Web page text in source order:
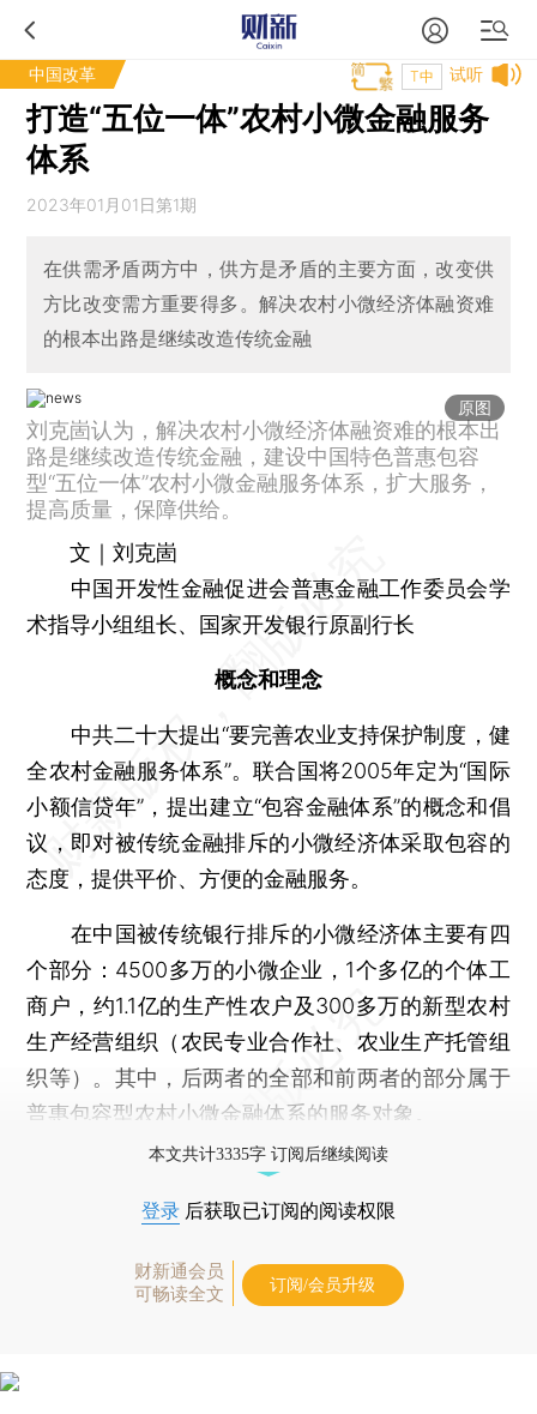
中国改革 试听
T中
打造“五位一体”农村小微金融服务
体系
2023年01月01日第1期
在供需矛盾两方中，供方是矛盾的主要方面，改变供
方比改变需方重要得多。解决农村小微经济体融资难
的根本出路是继续改造传统金融
原图
刘克崮认为，解决农村小微经济体融资难的根本出
路是继续改造传统金融，建设中国特色普惠包容
型“五位一体”农村小微金融服务体系，扩大服务，
提高质量，保障供给。
文｜刘克崮
中国开发性金融促进会普惠金融工作委员会学
术指导小组组长、国家开发银行原副行长
概念和理念
中共二十大提出“要完善农业支持保护制度，健
全农村金融服务体系”。联合国将2005年定为“国际
小额信贷年”，提出建立“包容金融体系”的概念和倡
议，即对被传统金融排斥的小微经济体采取包容的
态度，提供平价、方便的金融服务。
在中国被传统银行排斥的小微经济体主要有四
个部分：4500多万的小微企业，1个多亿的个体工
商户，约1.1亿的生产性农户及300多万的新型农村
生产经营组织（农民专业合作社、农业生产托管组
织等）。其中，后两者的全部和前两者的部分属于
普惠包容型农村小微金融体系的服务对象。
本文共计3335字 订阅后继续阅读
登录 后获取已订阅的阅读权限
财新通会员
可畅读全文
订阅/会员升级